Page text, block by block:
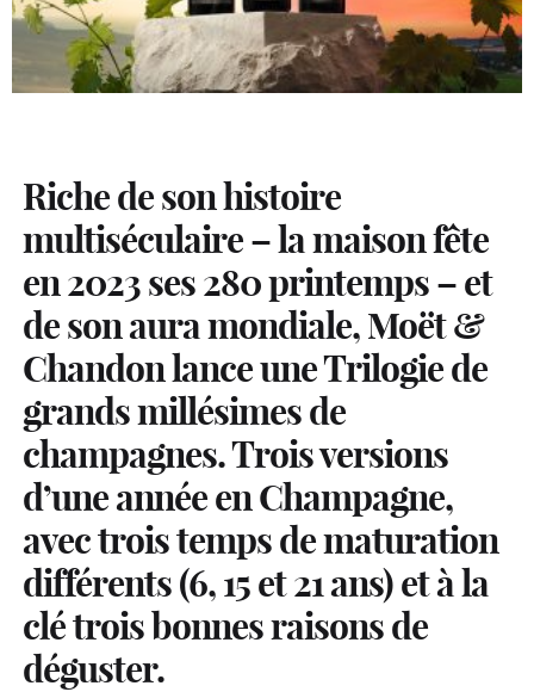
Riche de son histoire
multiséculaire – la maison fête
en 2023 ses 280 printemps – et
de son aura mondiale, Moët &
Chandon lance une Trilogie de
grands millésimes de
champagnes. Trois versions
d’une année en Champagne,
avec trois temps de maturation
différents (6, 15 et 21 ans) et à la
clé trois bonnes raisons de
déguster.